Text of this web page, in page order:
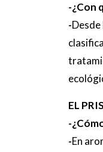
-¿Con
-
EL
-
-En